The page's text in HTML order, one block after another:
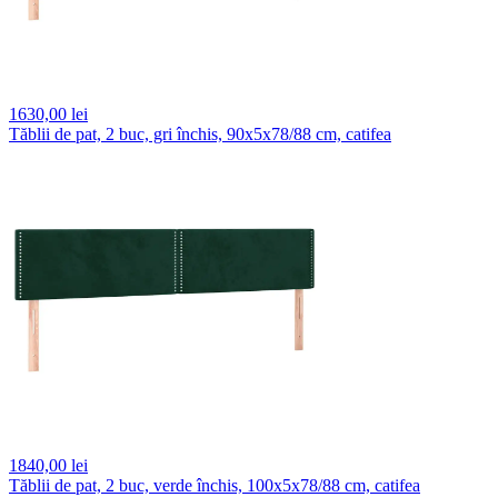
1630,00 lei
Tăblii de pat, 2 buc, gri închis, 90x5x78/88 cm, catifea
1840,00 lei
Tăblii de pat, 2 buc, verde închis, 100x5x78/88 cm, catifea